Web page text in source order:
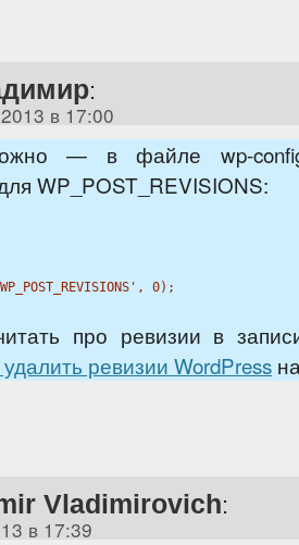
:
в 17:00
— в файле wp-
WP_POST_REVISIONS:
, 0);
про ревизии в
ревизии WordPress
Vladimirovich:
в 17:39